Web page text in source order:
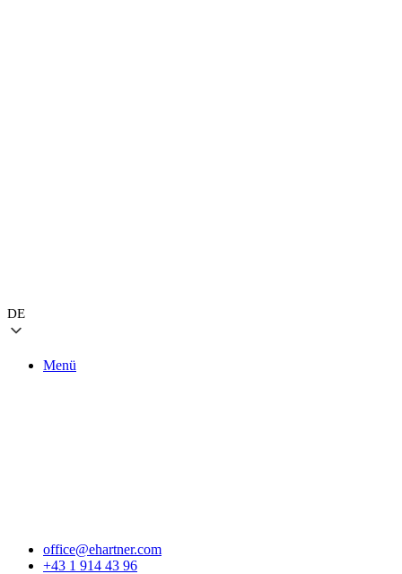
DE
Menü
office@ehartner.com
+43 1 914 43 96